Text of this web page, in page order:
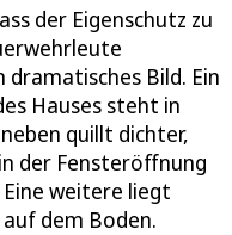
der Eigenschutz zu
Bild. Ein
Hauses steht in
quillt dichter,
der Fensteröffnung
weitere liegt
dem Boden.